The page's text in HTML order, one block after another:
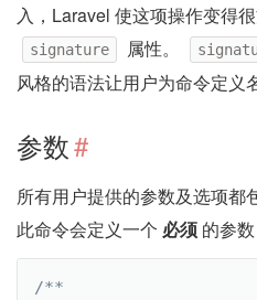
入，Laravel 使这项操作变得
signature 属性。
风格的语法让用户为命令定义
参数#
所有用户提供的参数及选项都
此命令会定义一个 必须 的参数
/**